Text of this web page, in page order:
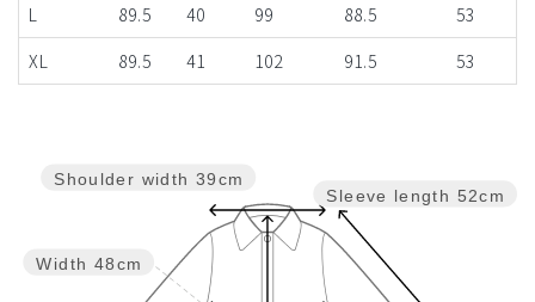
L
89.5 40 99 88.5
53
XL
89.5 41 102 91.5 53
Sleeve length 52cm
Width 48cm
Shoulder width 39cm